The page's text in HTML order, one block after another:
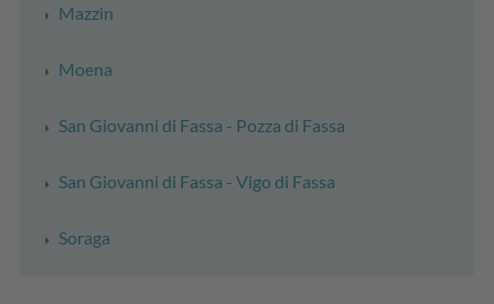
Mazzin
Moena
San Giovanni di Fassa - Pozza di Fassa
San Giovanni di Fassa - Vigo di Fassa
Soraga